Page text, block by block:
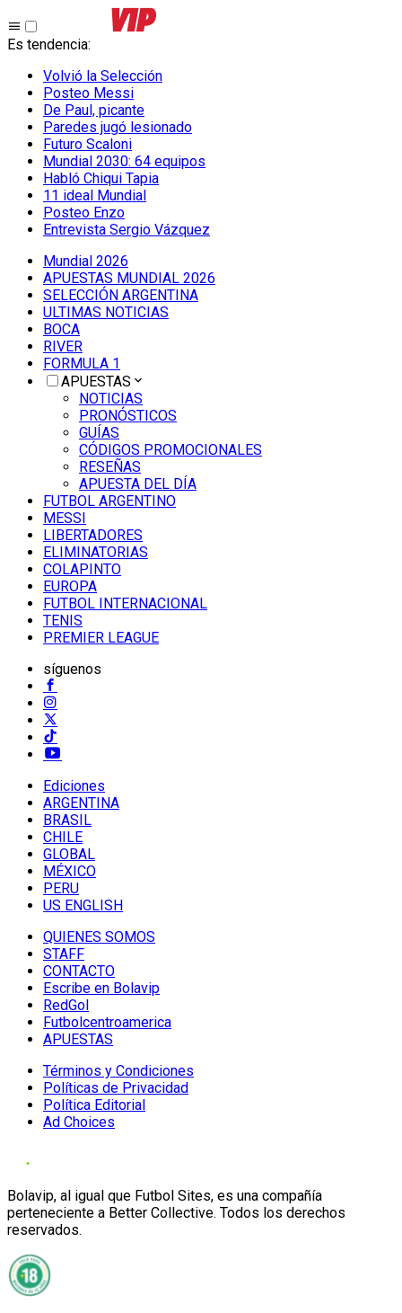
Es tendencia:
Volvió la Selección
Posteo Messi
De Paul, picante
Paredes jugó lesionado
Futuro Scaloni
Mundial 2030: 64 equipos
Habló Chiqui Tapia
11 ideal Mundial
Posteo Enzo
Entrevista Sergio Vázquez
Mundial 2026
APUESTAS MUNDIAL 2026
SELECCIÓN ARGENTINA
ULTIMAS NOTICIAS
BOCA
RIVER
FORMULA 1
APUESTAS
NOTICIAS
PRONÓSTICOS
GUÍAS
CÓDIGOS PROMOCIONALES
RESEÑAS
APUESTA DEL DÍA
FUTBOL ARGENTINO
MESSI
LIBERTADORES
ELIMINATORIAS
COLAPINTO
EUROPA
FUTBOL INTERNACIONAL
TENIS
PREMIER LEAGUE
síguenos
Ediciones
ARGENTINA
BRASIL
CHILE
GLOBAL
MÉXICO
PERU
US ENGLISH
QUIENES SOMOS
STAFF
CONTACTO
Escribe en Bolavip
RedGol
Futbolcentroamerica
APUESTAS
Términos y Condiciones
Políticas de Privacidad
Política Editorial
Ad Choices
Bolavip, al igual que Futbol Sites, es una compañía
perteneciente a Better Collective. Todos los derechos
reservados.